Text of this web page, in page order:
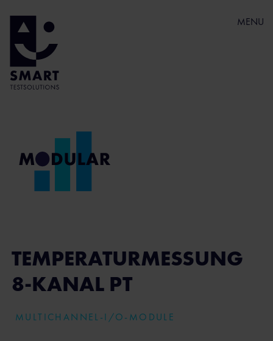
MENU
TEMPERATURMESSUNG
8-KANAL PT
MULTICHANNEL-I/O-MODULE